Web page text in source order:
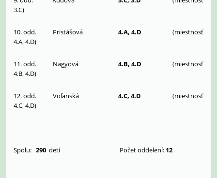
3.C)
10. odd. Pristášová 4.A, 4.D
(miestnosť
4.A, 4.D)
11. odd. Nagyová 4.B, 4.D
(miestnosť
4.B, 4.D)
12. odd. Voľanská 4.C, 4.D
(miestnosť
4.C, 4.D)
Spolu: 290detí Počet oddelení: 12